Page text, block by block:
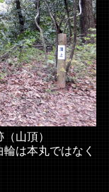
）
は本丸ではなく